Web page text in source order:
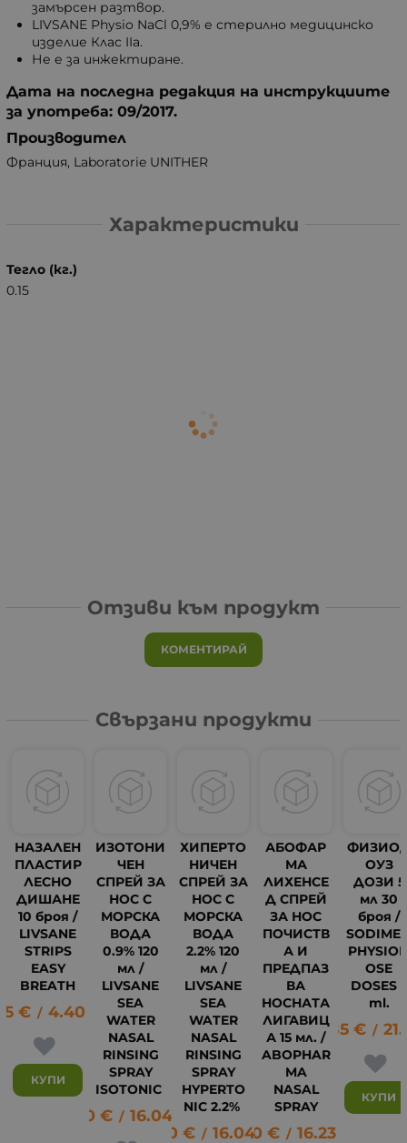
замърсен разтвор.
LIVSANE Physio NaCl 0,9% е стерилно медицинско
изделие Клас IIa.
Не е за инжектиране.
Дата на последна редакция на инструкциите
за употреба: 09/2017.
Производител
Франция, Laboratorie UNITHER
Характеристики
Тегло (кг.)
0.15
Отзиви към продукт
КОМЕНТИРАЙ
Свързани продукти
НАЗАЛЕН
ПЛАСТИР
ЛЕСНО
ДИШАНЕ
10 броя /
LIVSANE
STRIPS
EASY
BREATH
€ / 4.40 лв.
КУПИ
ИЗОТОНИ
ЧЕН
СПРЕЙ ЗА
НОС С
МОРСКА
ВОДА
0.9% 120
мл /
LIVSANE
SEA
WATER
NASAL
RINSING
SPRAY
ISOTONIC
8.20 € / 16.04 лв.
ХИПЕРТО
НИЧЕН
СПРЕЙ ЗА
НОС С
МОРСКА
ВОДА
2.2% 120
мл /
LIVSANE
SEA
WATER
NASAL
RINSING
SPRAY
HYPERTO
NIC 2.2%
8.20 € / 16.04 лв.
АБОФАР
МА
ЛИХЕНСЕ
Д СПРЕЙ
ЗА НОС
ПОЧИСТВ
А И
ПРЕДПАЗ
ВА
НОСНАТА
ЛИГАВИЦ
А 15 мл. /
ABOPHAR
MA
NASAL
SPRAY
8.30 € / 16.23
ОУЗ
ДОЗИ 5
мл 30
броя /
OSE
DOSES 5
ml.
10.85 € /
КУПИ